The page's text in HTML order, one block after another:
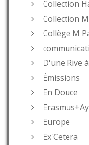
Collection
Collection
Collège M
D'une Rive
Émissions
En Douce
Europe
Ex'Cetera